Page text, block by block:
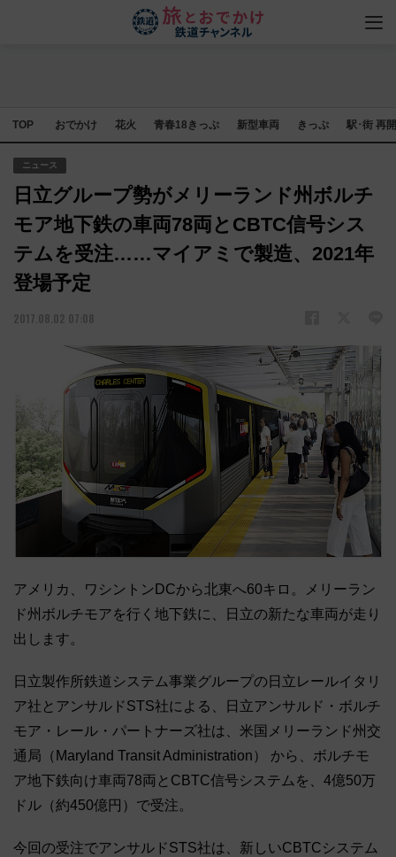
TOP おでかけ 花火 青春18きっぷ 新型車両 きっぷ 駅･街 再
ニュース
日立グループ勢がメリーランド州ボルチ
モア地下鉄の車両78両とCBTC信号シス
テムを受注……マイアミで製造、2021年
登場予定
2017.08.02 07:08
アメリカ、ワシントンDCから北東へ60キロ。メリーラン
ド州ボルチモアを行く地下鉄に、日立の新たな車両が走り
出します。
日立製作所鉄道システム事業グループの日立レールイタリ
ア社とアンサルドSTS社による、日立アンサルド・ボルチ
モア・レール・パートナーズ社は、米国メリーランド州交
通局（Maryland Transit Administration） から、ボルチモ
ア地下鉄向け車両78両とCBTC信号システムを、4億50万
ドル（約450億円）で受注。
今回の受注でアンサルドSTS社は、新しいCBTCシステム